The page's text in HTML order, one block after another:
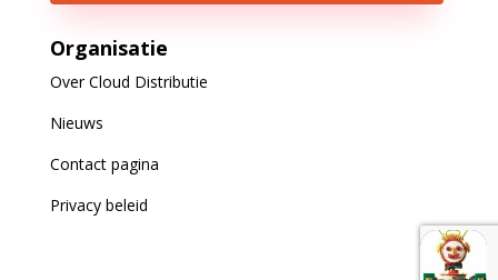
Organisatie
Over Cloud Distributie
Nieuws
Contact pagina
Privacy beleid